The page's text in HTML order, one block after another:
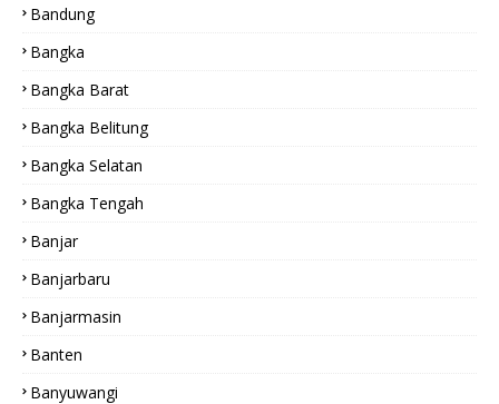
Bandung
Bangka
Bangka Barat
Bangka Belitung
Bangka Selatan
Bangka Tengah
Banjar
Banjarbaru
Banjarmasin
Banten
Banyuwangi